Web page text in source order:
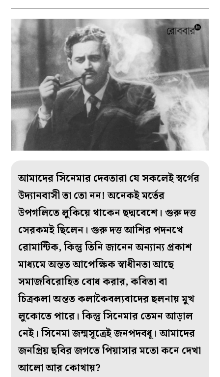
আমাদের সিনেমার দেবতারা যে সকলেই স্বর্গের
উদ‌্যানবাসী তা তো নন! অনেকই মর্তের
উপগলিতে লুকিয়ে থাকেন ছদ্মবেশে। গুরু দত্ত
সেরকমই ছিলেন। গুরু দত্ত আশির পদনখে
রোমান্টিক, কিন্তু তিনি জানেন অন‌্যান‌্য প্রকাশ
মাধ‌্যমে অন্তত আপেক্ষিক স্বাধীনতা আছে
সমাজবিরোহিত বোধ করার, কবিতা বা
চিত্রকলা অন্তত কলাকৈবল্যবাদের ছলনায় মুখ
লুকোতে পারে। কিন্তু সিনেমার তেমন আড়াল
নেই। সিনেমা জন্মসূত্রেই জনপদবধূ। আমাদের
জনপ্রিয় ছবির জগতে পিয়াসার মতো কনে দেখা
আলো আর কোথায়?